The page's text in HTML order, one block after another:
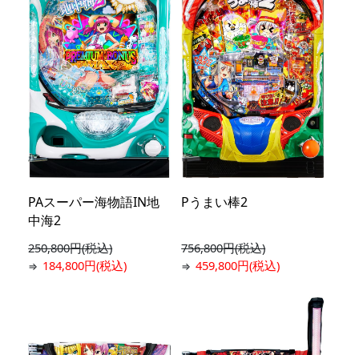
PAスーパー海物語IN地
中海2
250,800円(税込)
⇒ 184,800円(税込)
Pうまい棒2
756,800円(税込)
⇒459,800円(税込)